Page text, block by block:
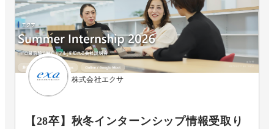
株式会社エクサ
【28卒】秋冬インターンシップ情報受取り